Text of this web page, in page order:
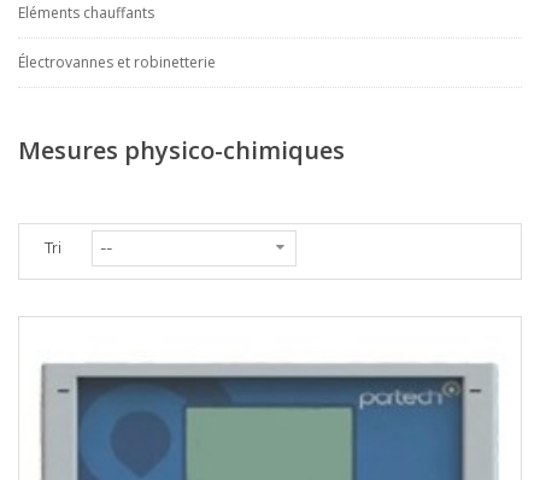
Eléments chauffants
Électrovannes et robinetterie
Mesures physico-chimiques
Tri